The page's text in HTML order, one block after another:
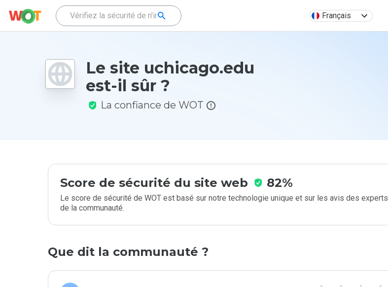
Français
Le site uchicago.edu
est-il sûr ?
La confiance de WOT
Score de sécurité du site web 82%
Le score de sécurité de WOT est basé sur notre technologie unique et sur les avis des experts
de la communauté.
Que dit la communauté ?